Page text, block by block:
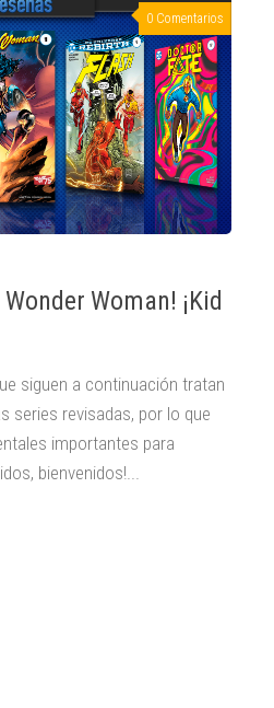
0 Comentarios
Woman! ¡Kid
siguen a continuación tratan
series revisadas, por lo que
importantes para
bienvenidos!...